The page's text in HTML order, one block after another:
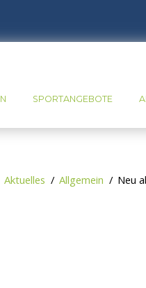
SPORTANGEBOTE
Aktuelles Allgemein Neu